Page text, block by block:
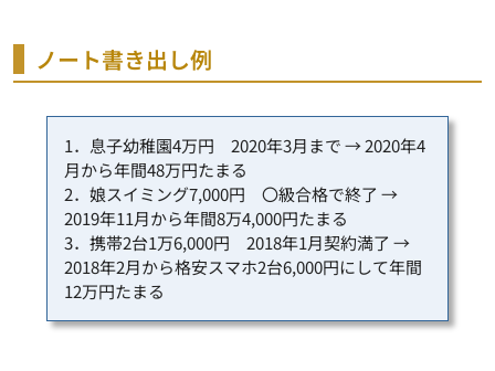
ノート書き出し例
1．息子幼稚園4万円 2020年3月まで → 2020年4
月から年間48万円たまる
2．娘スイミング7,000円 〇級合格で終了 →
2019年11月から年間8万4,000円たまる
3．携帯2台1万6,000円 2018年1月契約満了 →
2018年2月から格安スマホ2台6,000円にして年間
12万円たまる